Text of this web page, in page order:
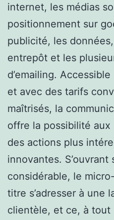
internet, les médias
positionnement sur
publicité, les
entrepôt et les
d’emailing.
et avec des tarifs
maîtrisés, la
offre la possibilité
des actions plus
innovantes.
considérable, le
titre s’adresser à une
clientèle, et ce, à tout